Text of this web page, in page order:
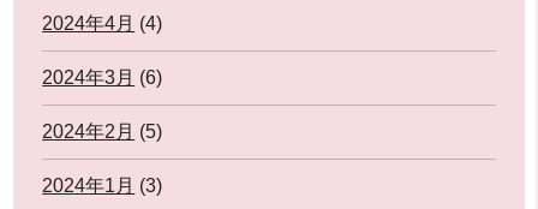
2024年4月 (4)
2024年3月 (6)
2024年2月 (5)
2024年1月 (3)